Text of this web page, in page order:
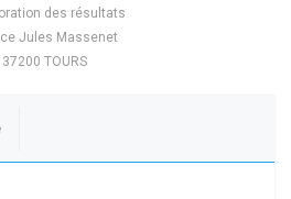
des résultats
Jules Massenet
37200 TOURS